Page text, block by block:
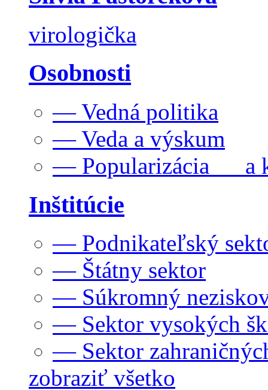
virologička
Osobnosti
— Vedná politika
— Veda a výskum
— Popularizácia a
Inštitúcie
— Podnikateľský
— Štátny sektor
— Súkromný
— Sektor vysokých
— Sektor
zobraziť všetko